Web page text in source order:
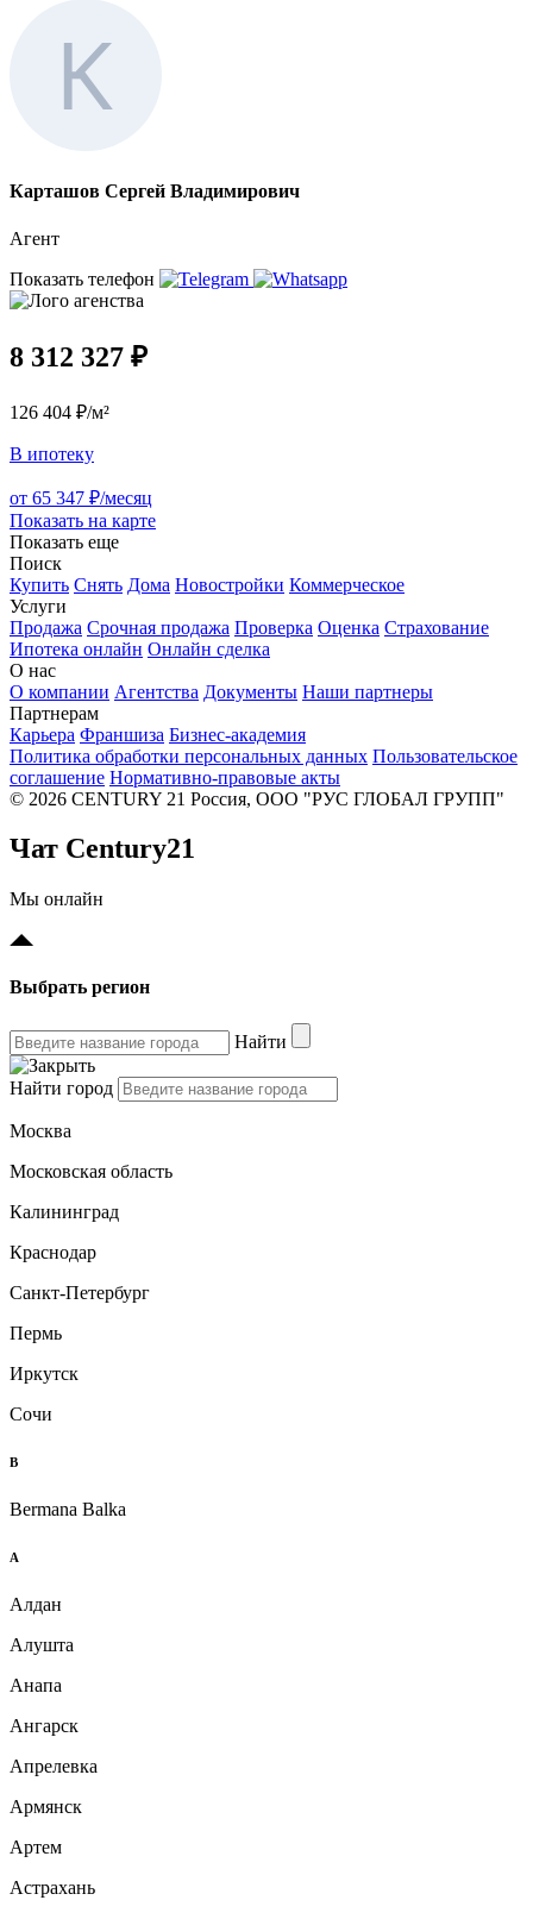
Карташов Сергей Владимирович
Агент
Показать телефон
8 312 327 ₽
126 404 ₽/м²
В ипотеку
от 65 347 ₽/месяц
Показать на карте
Показать еще
Поиск
Купить Снять Дома Новостройки Коммерческое
Услуги
Продажа Срочная продажа Проверка Оценка Страхование
Ипотека онлайн Онлайн сделка
О нас
О компании Агентства Документы Наши партнеры
Партнерам
Карьера Франшиза Бизнес-академия
Политика обработки персональных данных Пользовательское
соглашение Нормативно-правовые акты
© 2026 CENTURY 21 Россия, ООО "РУС ГЛОБАЛ ГРУПП"
Чат Century21
Мы онлайн
Выбрать регион
Найти
Найти город
Москва
Московская область
Калининград
Краснодар
Санкт-Петербург
Пермь
Иркутск
Сочи
B
Bermana Balka
А
Алдан
Алушта
Анапа
Ангарск
Апрелевка
Армянск
Артем
Астрахань